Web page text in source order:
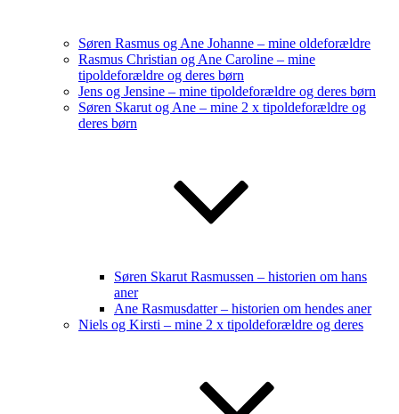
Søren Rasmus og Ane Johanne – mine oldeforældre
Rasmus Christian og Ane Caroline – mine
tipoldeforældre og deres børn
Jens og Jensine – mine tipoldeforældre og deres børn
Søren Skarut og Ane – mine 2 x tipoldeforældre og
deres børn
Søren Skarut Rasmussen – historien om hans
aner
Ane Rasmusdatter – historien om hendes aner
Niels og Kirsti – mine 2 x tipoldeforældre og deres